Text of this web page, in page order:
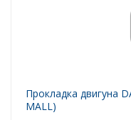
Прокладка двигуна
MALL)